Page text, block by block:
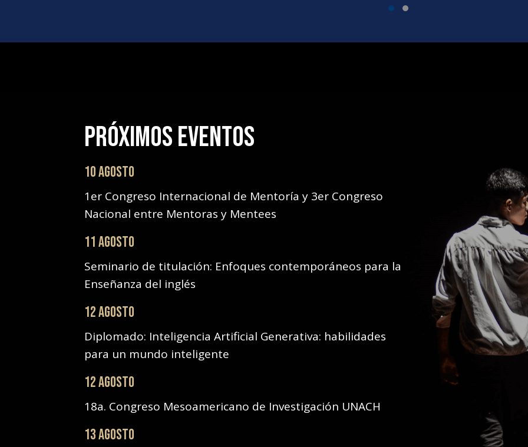
PRÓXIMOS EVENTOS
10 AGOSTO
1er Congreso Internacional de Mentoría y 3er Congreso
Nacional entre Mentoras y Mentees
11 AGOSTO
Seminario de titulación: Enfoques contemporáneos para la
Enseñanza del inglés
12 AGOSTO
Diplomado: Inteligencia Artificial Generativa: habilidades
para un mundo inteligente
12 AGOSTO
18a. Congreso Mesoamericano de Investigación UNACH
13 AGOSTO